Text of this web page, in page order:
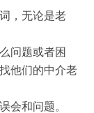
，无论是老
问题或者困
他们的中介老
会和问题。